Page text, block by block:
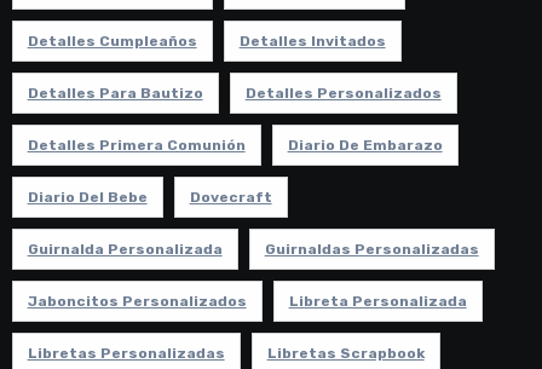
Detalles Cumpleaños Detalles Invitados
Detalles Para Bautizo Detalles Personalizados
Detalles Primera Comunión Diario De Embarazo
Diario Del Bebe Dovecraft
Guirnalda Personalizada Guirnaldas Personalizadas
Jaboncitos Personalizados Libreta Personalizada
Libretas Personalizadas Libretas Scrapbook